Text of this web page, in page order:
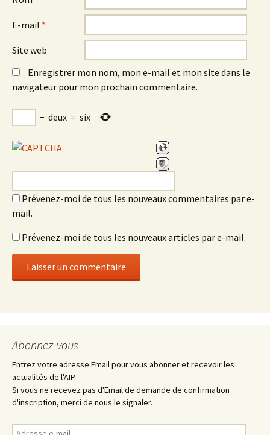
E-mail *
Site web
Enregistrer mon nom, mon e-mail et mon site dans le
navigateur pour mon prochain commentaire.
− deux = six
Prévenez-moi de tous les nouveaux commentaires par e-
mail.
Prévenez-moi de tous les nouveaux articles par e-mail.
Abonnez-vous
Entrez votre adresse Email pour vous abonner et recevoir les
actualités de l'AIP.
Si vous ne recevez pas d'Email de demande de confirmation
d'inscription, merci de nous le signaler.
Adresse